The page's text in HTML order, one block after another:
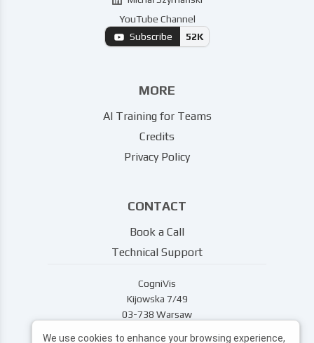
YouTube Channel
Subscribe
52K
MORE
AI Training for Teams
Credits
Privacy Policy
CONTACT
Book a Call
Technical Support
CogniVis
Kijowska 7/49
03-738 Warsaw
We use cookies to enhance your browsing experience,